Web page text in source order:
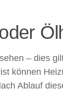
– dies
können
Ablauf